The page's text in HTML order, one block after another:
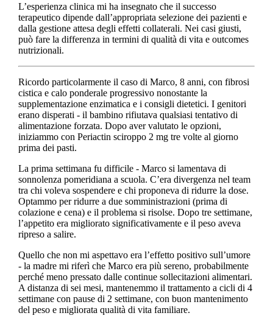
L’esperienza clinica mi ha insegnato che il successo
terapeutico dipende dall’appropriata selezione dei pazienti e
dalla gestione attesa degli effetti collaterali. Nei casi giusti,
può fare la differenza in termini di qualità di vita e outcomes
nutrizionali.
Ricordo particolarmente il caso di Marco, 8 anni, con fibrosi
cistica e calo ponderale progressivo nonostante la
supplementazione enzimatica e i consigli dietetici. I genitori
erano disperati - il bambino rifiutava qualsiasi tentativo di
alimentazione forzata. Dopo aver valutato le opzioni,
iniziammo con Periactin sciroppo 2 mg tre volte al giorno
prima dei pasti.
La prima settimana fu difficile - Marco si lamentava di
sonnolenza pomeridiana a scuola. C’era divergenza nel team
tra chi voleva sospendere e chi proponeva di ridurre la dose.
Optammo per ridurre a due somministrazioni (prima di
colazione e cena) e il problema si risolse. Dopo tre settimane,
l’appetito era migliorato significativamente e il peso aveva
ripreso a salire.
Quello che non mi aspettavo era l’effetto positivo sull’umore
- la madre mi riferì che Marco era più sereno, probabilmente
perché meno pressato dalle continue sollecitazioni alimentari.
A distanza di sei mesi, mantenemmo il trattamento a cicli di 4
settimane con pause di 2 settimane, con buon mantenimento
del peso e migliorata qualità di vita familiare.